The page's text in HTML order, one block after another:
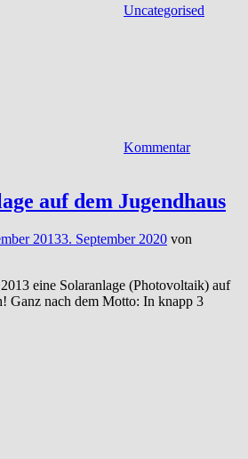
Uncategorised
Kommentar
auf dem Jugendhaus
20133. September 2020 von
eine Solaranlage (Photovoltaik) auf
Ganz nach dem Motto: In knapp 3